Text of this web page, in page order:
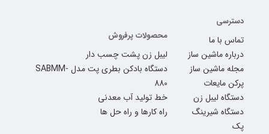
دسترسی
تماس با ما
درباره ماشین ساز
مجله ماشین ساز
پرکن مایعات
دستگاه لیبل زن
دستگاه شیرینگ
پک
محصولات پرفروش
لیبل زن پشت چسب دار
دستگاه بادکن بطری پت مدل SABMM-
880
خط تولید آب معدنی
راه کارها و راه حل ها